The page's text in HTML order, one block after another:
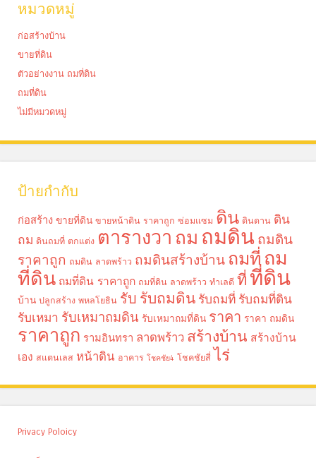
หมวดหมู่
ก่อสร้างบ้าน
ขายที่ดิน
ตัวอย่างงาน ถมที่ดิน
ถมที่ดิน
ไม่มีหมวดหมู่
ป้ายกำกับ
ก่อสร้าง ขายที่ดิน ขายหน้าดิน ราคาถูก ซ่อมแซม ดิน ดินดาน ดิน
ถม ดินถมที่ ตกแต่ง ตารางวา ถม ถมดิน ถมดิน
ราคาถูก ถมดิน ลาดพร้าว ถมดินสร้างบ้าน ถมที่ถม
ที่ดิน ถมที่ดิน ราคาถูก ถมที่ดิน ลาดพร้าว ทำเลดี ที่ ที่ดิน
บ้าน ปลูกสร้าง พหลโยธิน รับ รับถมดิน รับถมที่ รับถมที่ดิน
รับเหมา รับเหมาถมดิน รับเหมาถมที่ดิน ราคา ราคา ถมดิน
ราคาถูก รามอินทรา ลาดพร้าว สร้างบ้าน สร้างบ้าน
เอง สแตนเลส หน้าดิน อาคาร โชคชัย4 โชคชัยสี่ ไร่
Privacy Poloicy